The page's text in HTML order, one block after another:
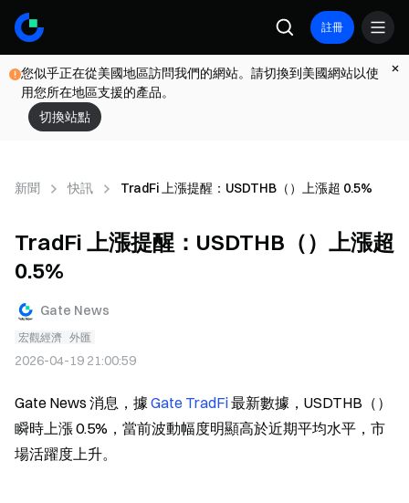
註冊
您似乎正在從美國地區訪問我們的網站。請切換到美國網站以使
用您所在地區支援的產品。
切換站點
新聞 快訊 TradFi 上漲提醒：USDTHB（）上漲超 0.5%
TradFi 上漲提醒：USDTHB（）上漲超
0.5%
Gate News
宏觀經濟 外匯
2026-04-19 21:00:59
Gate News 消息，據 Gate TradFi 最新數據，USDTHB（）
瞬時上漲 0.5%，當前波動幅度明顯高於近期平均水平，市
場活躍度上升。